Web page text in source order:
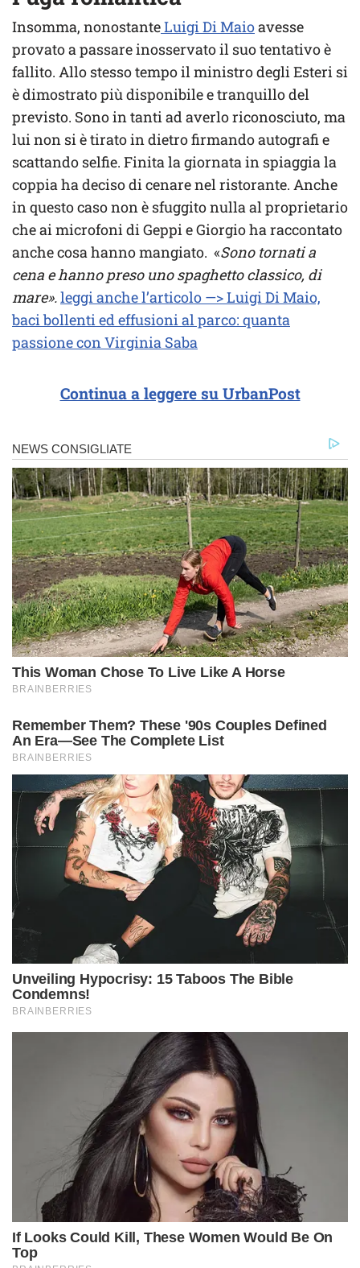
Insomma, nonostanteLuigi Di Maioavesse
provato a passare inosservato il suo tentativo è
fallito. Allo stesso tempo il ministro degli Esteri si
è dimostrato più disponibile e tranquillo del
previsto. Sono in tanti ad averlo riconosciuto, ma
lui non si è tirato in dietro firmando autografi e
scattando selfie. Finita la giornata in spiaggia la
coppia ha deciso di cenare nel ristorante. Anche
in questo caso non è sfuggito nulla al proprietario
che ai microfoni di Geppi e Giorgio ha raccontato
anche cosa hanno mangiato. «Sono tornati a
cena e hanno preso uno spaghetto classico, di
mare».leggi anche l’articolo —> Luigi Di Maio,
baci bollenti ed effusioni al parco: quanta
passione con Virginia Saba
Continua a leggere su UrbanPost